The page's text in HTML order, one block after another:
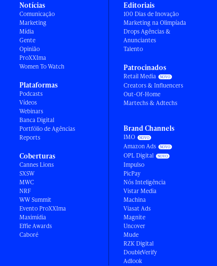
Notícias
Comunicação
Marketing
Mídia
Gente
Opinião
ProXXIma
Women To Watch
Plataformas
Podcasts
Vídeos
Webinars
Banca Digital
Portfólio de Agências
Reports
Coberturas
Cannes Lions
SXSW
MWC
NRF
WW Summit
Evento ProXXIma
Maximídia
Effie Awards
Caboré
Editoriais
100 Dias de Inovação
Marketing na Olimpíada
Drops Agências &
Anunciantes
Talento
Patrocinados
Retail Media
Creators & Influencers
Out-Of-Home
Martechs & Adtechs
Brand Channels
IMO
Amazon Ads
OPL Digital
Impulso
PicPay
Nós Inteligência
Vistar Media
Machina
Viasat Ads
Magnite
Uncover
Mude
RZK Digital
DoubleVerify
Adlook